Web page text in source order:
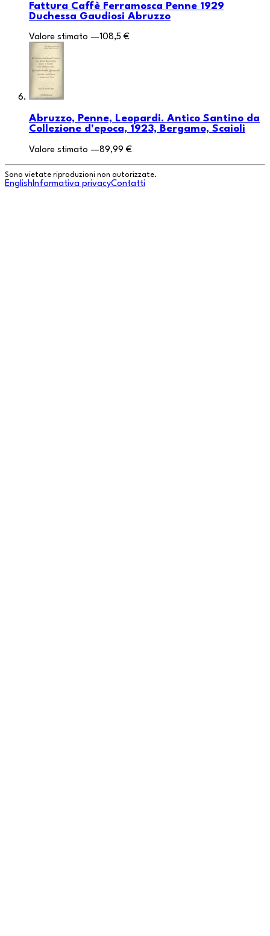
Fattura Caffè Ferramosca Penne 1929
Duchessa Gaudiosi Abruzzo
Valore stimato —108,5 €
Abruzzo, Penne, Leopardi. Antico Santino da
Collezione d'epoca, 1923, Bergamo, Scaioli
Valore stimato —89,99 €
Sono vietate riproduzioni non autorizzate.
English Informativa privacyContatti